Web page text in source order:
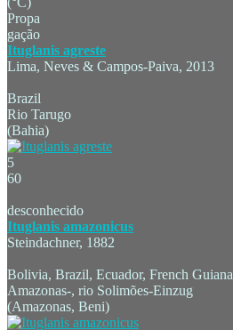
Propa
gação
Ituglanis agreste
Lima, Neves & Campos-Paiva, 2013
Brazil
Rio Tarugo
(Bahia)
5
60
desconhecido
Ituglanis amazonicus
Steindachner, 1882
Bolivia, Brazil, Ecuador, French Guiana
Amazonas-, rio Solimões-Einzug
(Amazonas, Beni)